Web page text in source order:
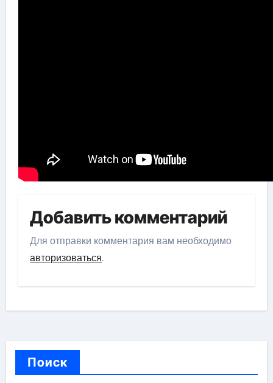
Добавить комментарий
Для отправки комментария вам необходимо
авторизоваться.
Поиск